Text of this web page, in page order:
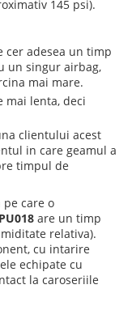
145 psi).
cer adesea un timp
un singur airbag,
mai mare.
mai lenta, deci
clientului acest
in care geamul a
timpul de
care o
are un timp
relativa).
cu intarire
echipate cu
la caroseriile